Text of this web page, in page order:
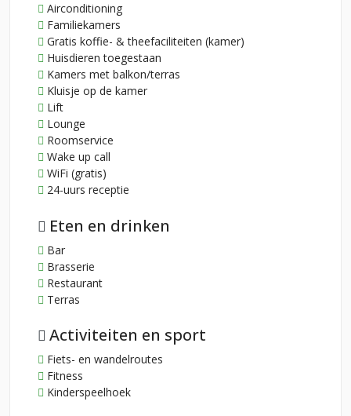
Airconditioning
Familiekamers
Gratis koffie- & theefaciliteiten (kamer)
Huisdieren toegestaan
Kamers met balkon/terras
Kluisje op de kamer
Lift
Lounge
Roomservice
Wake up call
WiFi (gratis)
24-uurs receptie
Eten en drinken
Bar
Brasserie
Restaurant
Terras
Activiteiten en sport
Fiets- en wandelroutes
Fitness
Kinderspeelhoek